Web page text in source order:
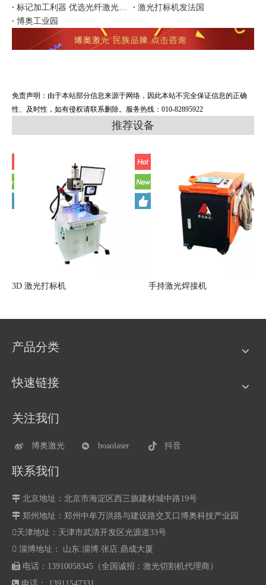
标记加工利器 优选光纤激光打标
激光打标机发法国
博奥工业园
免责声明：由于本站部分信息来源于网络，因此本站不完全保证信息的正确
性、及时性，如有侵权请联系删除。服务热线：010-82895922
推荐设备
割机4015 3D 激光打标机
产品分类
快速链接
关注我们
博奥激光 boaolaser 抖音
联系我们
 北京地址：北京市海淀区西三旗建材城中路19号
 郑州地址： 郑州中牟万洪路与建设路交叉口博奥科技产业园
天津地址：天津市武清开发区光源道33号
 淄博地址： 山东.淄博.张店.鼎成大厦
 电话：13910058345（全国诚招：激光切割机代理商）
